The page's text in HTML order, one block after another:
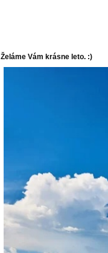
Želáme Vám krásne leto. :)